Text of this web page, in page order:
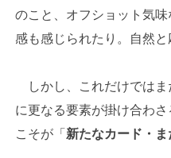
のこと、オフショット気
感も感じられたり。自然と
しかし、これだけではま
に更なる要素が掛け合わ
こそが「新たなカード・